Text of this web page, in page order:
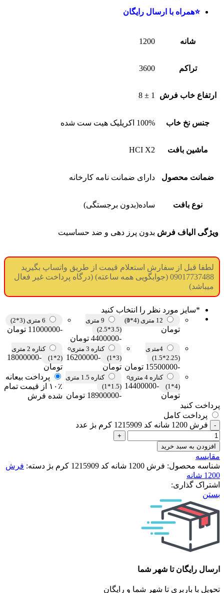
⭐همراه با ارسال رایگان
شانه 1200
تراکم 3600
ارتفاع خاب فرش 1 ± 8
جنس نخ خاب 100% اکریلیک هیت ست شده
ماشین بافت HCI X2
ضمانت محصول دارای ضمانت نامه کارخانه
نوع بافت ساده(بدون برجستگی)
ویژگی الیاف فرش بدون پرز دهی و ضد حساسیت
لطفا قبل از سفارش استعلام قیمت از طریق واتساپ بگیرید
09017737488 (جوابگویی همه ساعته) (درگاه پرداخت غیر فعال
میباشد)
*سایز مورد نظر را انتخاب کنید
12 متری (4*3)
تومان
9 متری
(3.5*2.5)
-4400000 تومان
6 متری (3*2)
-11000000 تومان
4متری
(2.25*1.5)
-15500000 تومان
کناره 3 متری
(3*1)
-16200000
تومان
کناره 2 متری
(2*1)
-18000000
تومان
کناره 4 متری
(4*1)
-14400000
تومان
کناره 1.5 متری
(1.5*1)
-18900000 تومان
پرداخت بیعانه
۱۰٪ از قیمت تمام
شده فرش
پرداخت کنید
پرداخت کامل
فرش 1200 شانه کد 1215909 کرم بژ عدد
افزودن به سبد خرید
مقایسه
شناسه محصول: فرش 1200 شانه کد 1215909 کرم بژ دسته: فرش
1200 شانه
اشتراک گذاری:
بستن
ارسال رایگان تا شهر شما
تحویل با باربری تا شهر شما و رایگان